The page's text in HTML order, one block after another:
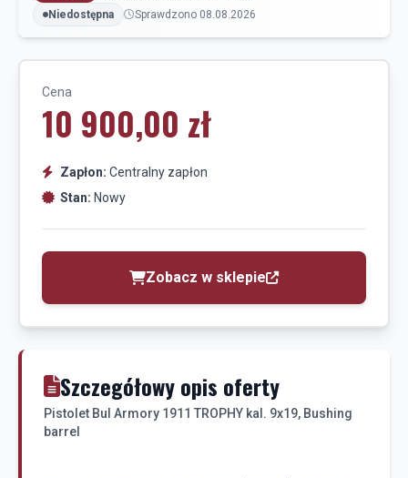
Niedostępna Sprawdzono 08.08.2026
Cena
10 900,00 zł
Zapłon: Centralny zapłon
Stan: Nowy
Zobacz w sklepie
Szczegółowy opis oferty
Pistolet Bul Armory 1911 TROPHY kal. 9x19, Bushing
barrel